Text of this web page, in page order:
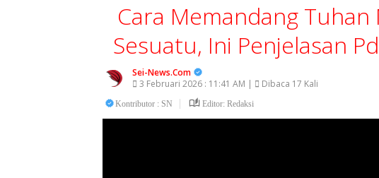
Cara Memandang
Sesuatu, Ini Penjelasan
Sei-News.Com
3 Februari 2026 : 11:41 AM |
Dibaca 17 Kali
Kontributor : SN Editor: Redaksi